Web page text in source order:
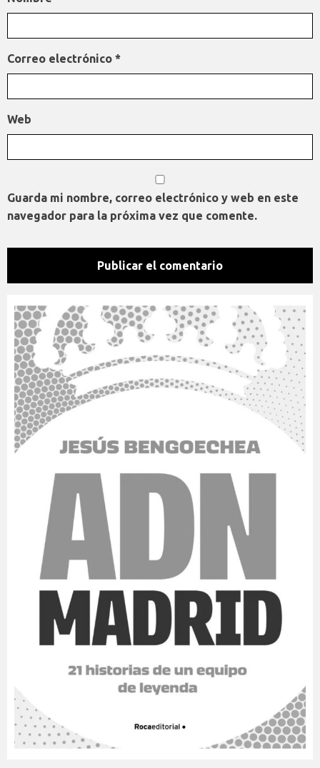
Correo electrónico *
Web
Guarda mi nombre, correo electrónico y web en este
navegador para la próxima vez que comente.